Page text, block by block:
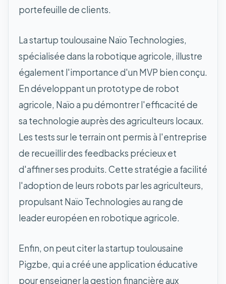
portefeuille de clients.
La startup toulousaine Naïo Technologies,
spécialisée dans la robotique agricole, illustre
également l'importance d'un MVP bien conçu.
En développant un prototype de robot
agricole, Naïo a pu démontrer l'efficacité de
sa technologie auprès des agriculteurs locaux.
Les tests sur le terrain ont permis à l'entreprise
de recueillir des feedbacks précieux et
d'affiner ses produits. Cette stratégie a facilité
l'adoption de leurs robots par les agriculteurs,
propulsant Naïo Technologies au rang de
leader européen en robotique agricole.
Enfin, on peut citer la startup toulousaine
Pigzbe, qui a créé une application éducative
pour enseigner la gestion financière aux